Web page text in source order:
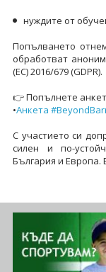
нуждите от
Попълването
обработват
(ЕС) 2016/679 (GDPR).
👉 Попълнете
•Анкета
С участието си
силен и по-
България и Европа.